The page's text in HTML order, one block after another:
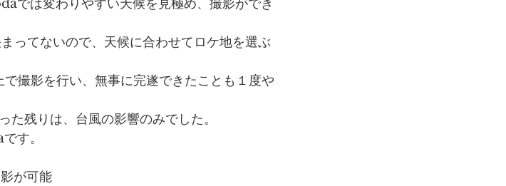
では変わりやすい天候を見極め、撮影ができ
てないので、天候に合わせてロケ地を選ぶ
撮影を行い、無事に完遂できたことも１度や
残りは、台風の影響のみでした。
す。
が可能